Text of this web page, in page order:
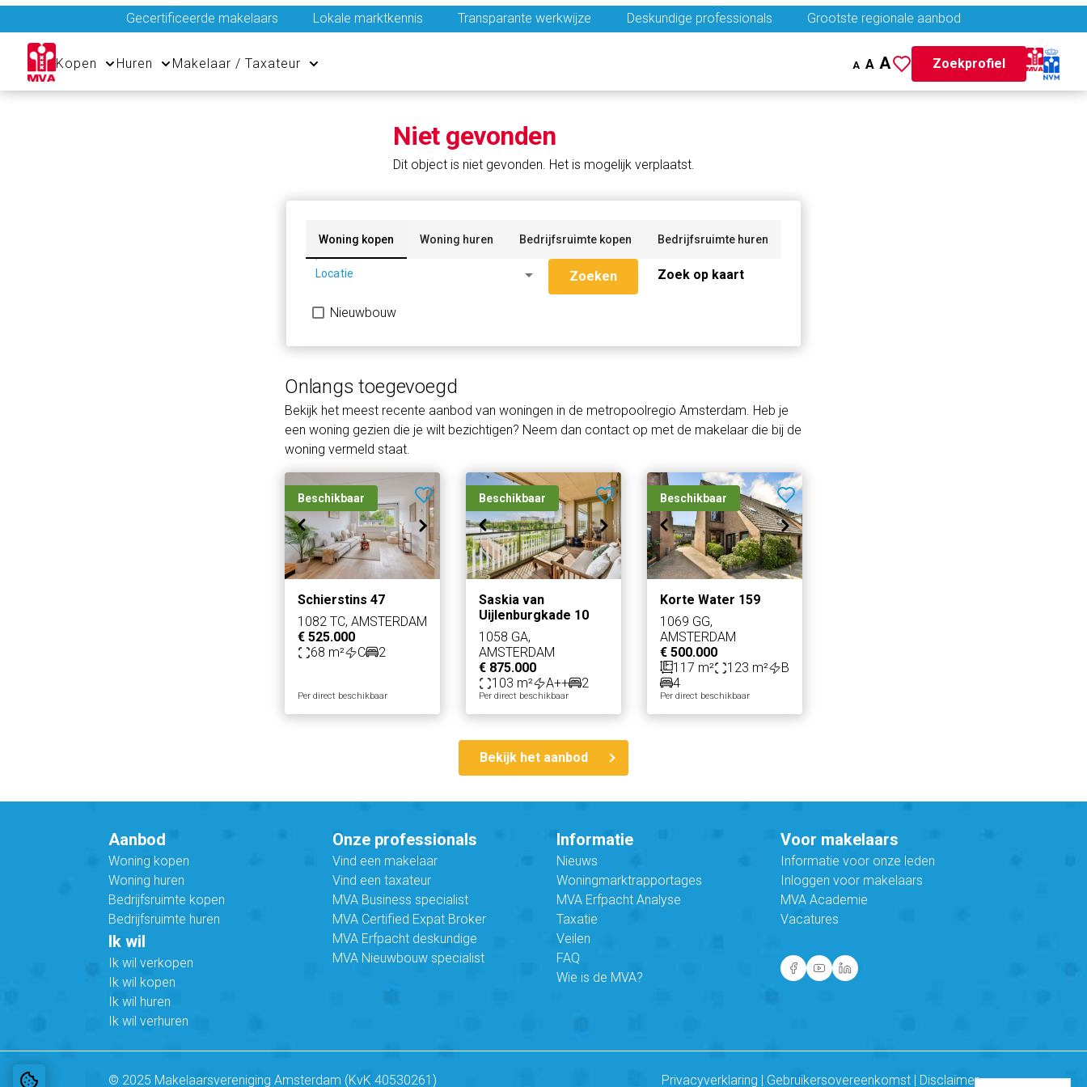
Gecertificeerde makelaars Lokale marktkennis Transparante werkwijze Deskundige professionals Grootste regionale aanbod
Kopen Huren Makelaar / Taxateur A A A Zoekprofiel
Niet gevonden
Dit object is niet gevonden. Het is mogelijk verplaatst.
Woning kopen Woning huren Bedrijfsruimte kopen Bedrijfsruimte huren
Locatie arrow_drop_down
Nieuwbouw
Zoeken Zoek op kaart
Onlangs toegevoegd
Bekijk het meest recente aanbod van woningen in de metropoolregio Amsterdam. Heb je
een woning gezien die je wilt bezichtigen? Neem dan contact op met de makelaar die bij de
woning vermeld staat.
Beschikbaar
Schierstins 47
1082 TC, AMSTERDAM
€ 525.000
68 m²
C 2
Per direct beschikbaar
Beschikbaar
Saskia van
Uijlenburgkade 10
1058 GA,
AMSTERDAM
€ 875.000
103 m²
A++ 2
Per direct beschikbaar
Beschikbaar
Korte Water 159
1069 GG,
AMSTERDAM
€ 500.000
117 m²
123 m²
B
4
Per direct beschikbaar
Bekijk het aanbod
Aanbod
Woning kopen
Woning huren
Bedrijfsruimte kopen
Bedrijfsruimte huren
Ik wil
Ik wil verkopen
Ik wil kopen
Ik wil huren
Ik wil verhuren
Onze professionals
Vind een makelaar
Vind een taxateur
MVA Business specialist
MVA Certified Expat Broker
MVA Erfpacht deskundige
MVA Nieuwbouw specialist
Informatie
Nieuws
Woningmarktrapportages
MVA Erfpacht Analyse
Taxatie
Veilen
FAQ
Wie is de MVA?
Voor makelaars
Informatie voor onze leden
Inloggen voor makelaars
MVA Academie
Vacatures
© 2025 Makelaarsvereniging Amsterdam (KvK 40530261) Privacyverklaring Gebruikersovereenkomst Disclaimer